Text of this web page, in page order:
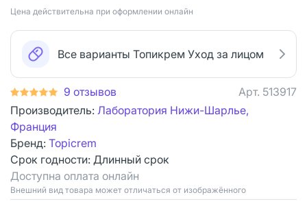
Цена действительна при оформлении онлайн
Все варианты Топикрем Уход за лицом
9 отзывов Арт. 513917
Производитель: Лаборатория Нижи-Шарлье,
Франция
Бренд: Topicrem
Срок годности: Длинный срок
Доступна оплата онлайн
Bнешний вид товара может отличаться от изображённого